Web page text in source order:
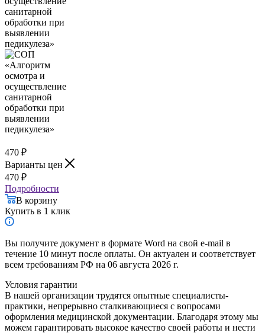
470 ₽
Варианты цен
470 ₽
Подробности
В корзину
Купить в 1 клик
Вы получите документ в формате Word на свой e-mail в
течение 10 минут после оплаты. Он актуален и соответствует
всем требованиям РФ на 06 августа 2026 г.
Условия гарантии
В нашей организации трудятся опытные специалисты-
практики, непрерывно сталкивающиеся с вопросами
оформления медицинской документации. Благодаря этому мы
можем гарантировать высокое качество своей работы и нести